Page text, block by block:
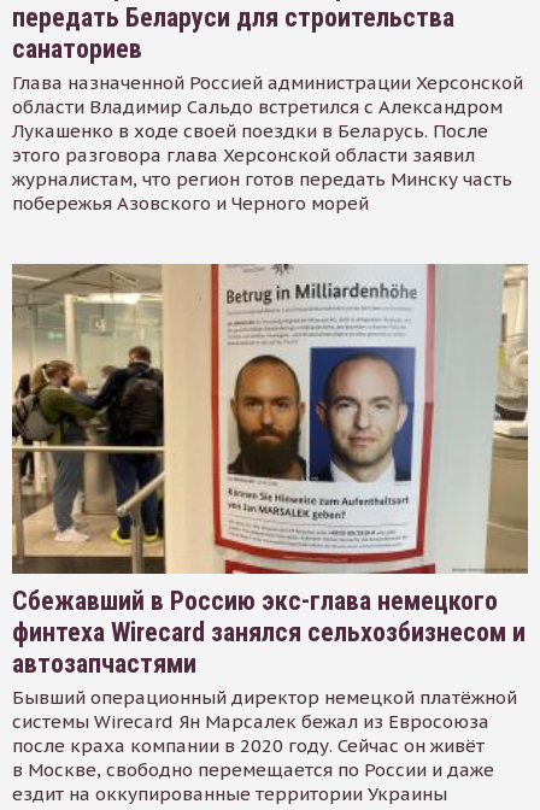
передать Беларуси для строительства
санаториев
Глава назначенной Россией администрации Херсонской
области Владимир Сальдо встретился с Александром
Лукашенко в ходе своей поездки в Беларусь. После
этого разговора глава Херсонской области заявил
журналистам, что регион готов передать Минску часть
побережья Азовского и Черного морей
Сбежавший в Россию экс-глава немецкого
финтеха Wirecard занялся сельхозбизнесом и
автозапчастями
Бывший операционный директор немецкой платёжной
системы Wirecard Ян Марсалек бежал из Евросоюза
после краха компании в 2020 году. Сейчас он живёт
в Москве, свободно перемещается по России и даже
ездит на оккупированные территории Украины